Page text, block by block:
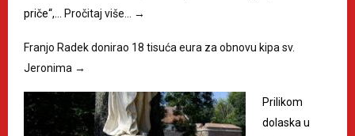
priče“,…
Pročitaj više… →
Franjo Radek donirao 18 tisuća eura za obnovu kipa sv.
Jeronima →
Prilikom
dolaska u